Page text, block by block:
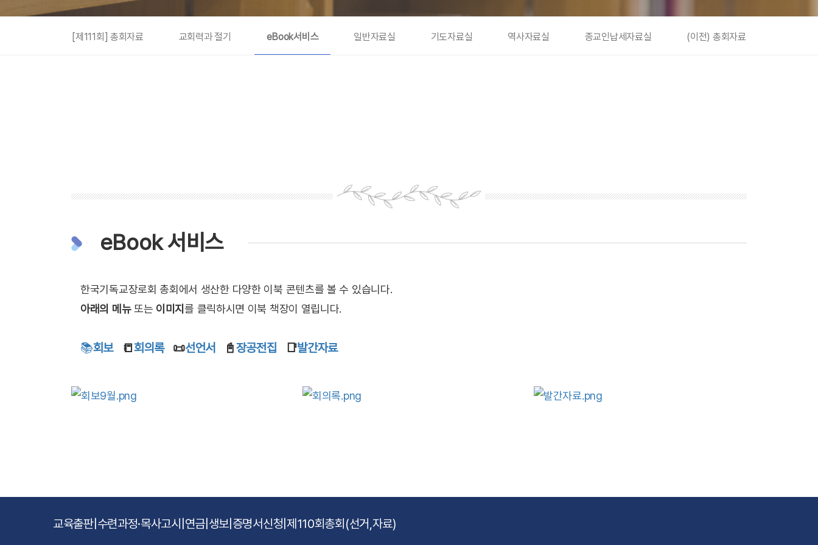
[제111회] 총회자료 교회력과 절기 eBook서비스 일반자료실 기도자료실 역사자료실 종교인납세자료실 (이전) 총회자료
eBook 서비스
한국기독교장로회 총회에서 생산한 다양한 이북 콘텐츠를 볼 수 있습니다.
아래의 메뉴또는 이미지를 클릭하시면 이북 책장이 열립니다.
📚회보📒회의록📜선언서 📓장공전집 📑발간자료
교육출판| 수련과정·목사고시 연금| 생보 증명서신청 제110회총회(선거,자료)